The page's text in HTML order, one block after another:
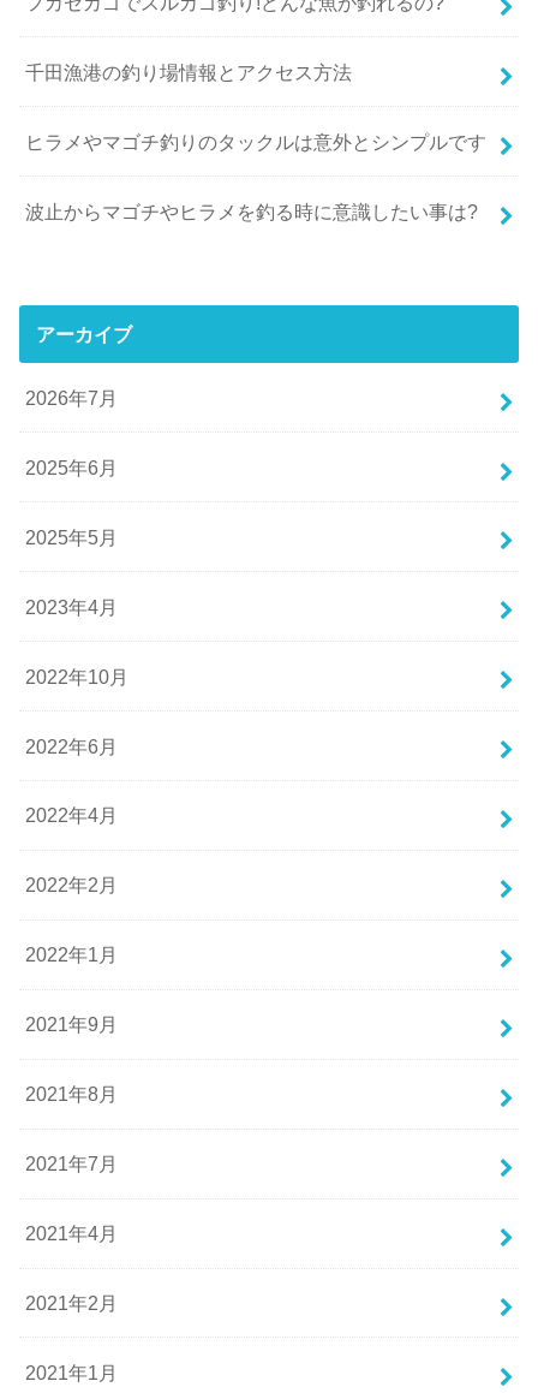
千田漁港の釣り場情報とアクセス方法
ヒラメやマゴチ釣りのタックルは意外とシンプルです
波止からマゴチやヒラメを釣る時に意識したい事は?
アーカイブ
2026年7月
2025年6月
2025年5月
2023年4月
2022年10月
2022年6月
2022年4月
2022年2月
2022年1月
2021年9月
2021年8月
2021年7月
2021年4月
2021年2月
2021年1月